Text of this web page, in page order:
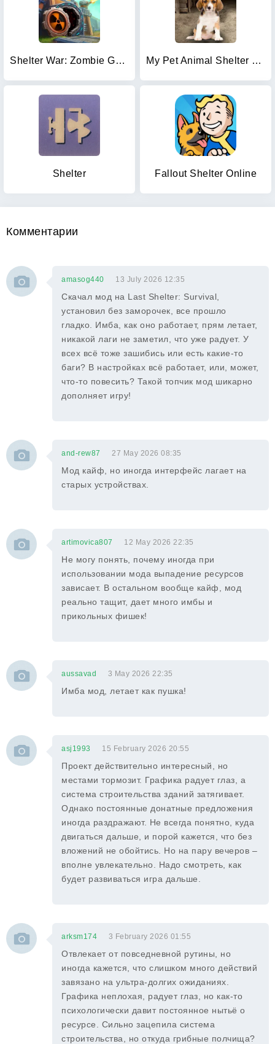
Shelter War: Zombie Games My Pet Animal Shelter World
Shelter Fallout Shelter Online
Комментарии
amasog440 13 July 2026 12:35
Скачал мод на Last Shelter: Survival,
установил без заморочек, все прошло
гладко. Имба, как оно работает, прям летает,
никакой лаги не заметил, что уже радует. У
всех всё тоже зашибись или есть какие-то
баги? В настройках всё работает, или, может,
что-то повесить? Такой топчик мод шикарно
дополняет игру!
and-rew87 27 May 2026 08:35
Мод кайф, но иногда интерфейс лагает на
старых устройствах.
artimovica807 12 May 2026 22:35
Не могу понять, почему иногда при
использовании мода выпадение ресурсов
зависает. В остальном вообще кайф, мод
реально тащит, дает много имбы и
прикольных фишек!
aussavad 3 May 2026 22:35
Имба мод, летает как пушка!
asj1993 15 February 2026 20:55
Проект действительно интересный, но
местами тормозит. Графика радует глаз, а
система строительства зданий затягивает.
Однако постоянные донатные предложения
иногда раздражают. Не всегда понятно, куда
двигаться дальше, и порой кажется, что без
вложений не обойтись. Но на пару вечеров –
вполне увлекательно. Надо смотреть, как
будет развиваться игра дальше.
arksm174 3 February 2026 01:55
Отвлекает от повседневной рутины, но
иногда кажется, что слишком много действий
завязано на ультра-долгих ожиданиях.
Графика неплохая, радует глаз, но как-то
психологически давит постоянное нытьё о
ресурсе. Сильно зацепила система
строительства, но откуда грибные полчища?